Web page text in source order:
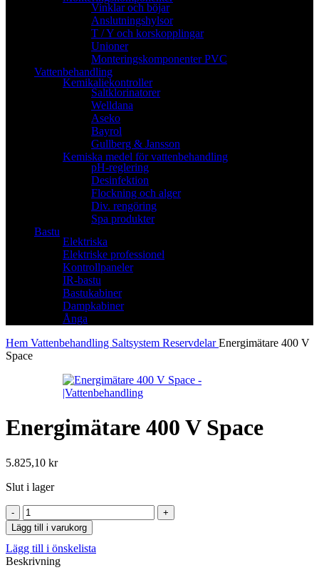
Vinklar och böjar
Anslutningshylsor
T / Y och korskopplingar
Unioner
Monteringskomponenter PVC
Vattenbehandling
Kemikaliekontroller
Saltklorinatorer
Welldana
Aseko
Bayrol
Gullberg & Jansson
Kemiska medel för vattenbehandling
pH-reglering
Desinfektion
Flockning och alger
Div. rengöring
Spa produkter
Bastu
Elektriska
Elektriske professionel
Kontrollpaneler
IR-bastu
Bastukabiner
Dampkabiner
Ånga
Hem Vattenbehandling Saltsystem ReservdelarEnergimätare 400 V
Space
Energimätare 400 V Space
5.825,10 kr
Slut i lager
Energimätare
400
V
Space
mängd
Lägg till i varukorg
Lägg till i önskelista
Beskrivning